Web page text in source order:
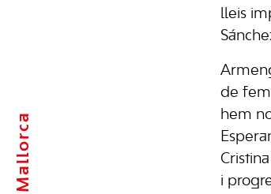
Mallorca
lleis
de
hem
i